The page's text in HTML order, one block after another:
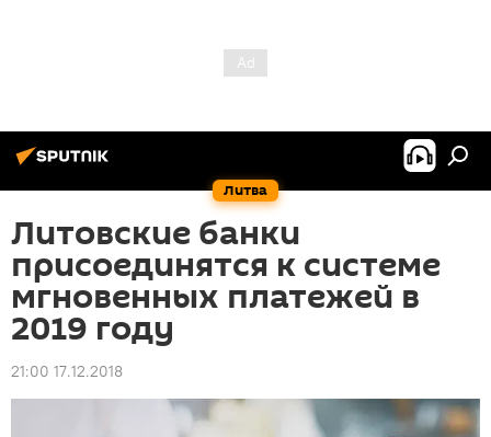
Литва
Литовские банки
присоединятся к системе
мгновенных платежей в
2019 году
21:00 17.12.2018